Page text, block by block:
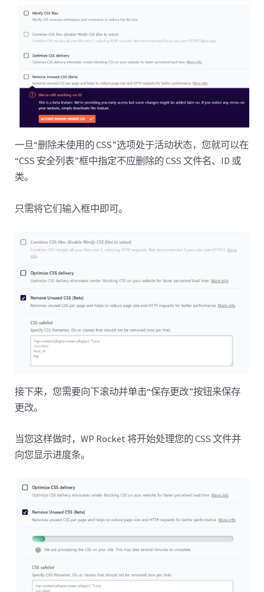
一旦“删除未使用的 CSS”选项处于活动状态，您就可以在
“CSS 安全列表”框中指定不应删除的 CSS 文件名、ID 或
类。
只需将它们输入框中即可。
接下来，您需要向下滚动并单击“保存更改”按钮来保存
更改。
当您这样做时，WP Rocket 将开始处理您的 CSS 文件并
向您显示进度条。